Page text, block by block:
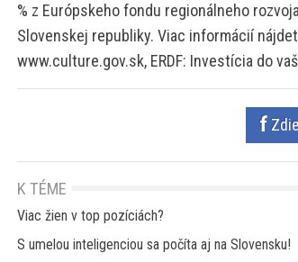
% z Európskeho fondu regionálneho
Slovenskej republiky. Viac informácií
www.culture.gov.sk, ERDF: Investícia do
K TÉME
Viac žien v top pozíciách?
S umelou inteligenciou sa počíta aj na Slovensku!